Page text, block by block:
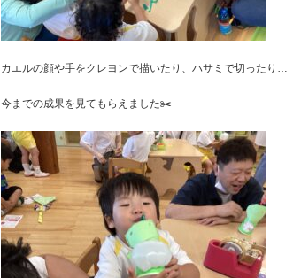
カエルの顔や手をクレヨンで描いたり、ハサミで切ったり…
今までの成果を見てもらえました✂️